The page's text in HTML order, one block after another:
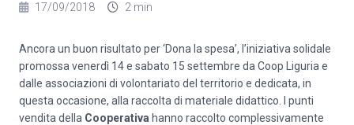
17/09/2018 2 min
Ancora un buon risultato per ‘Dona la spesa’, l’iniziativa solidale
promossa venerdì 14 e sabato 15 settembre da Coop Liguria e
dalle associazioni di volontariato del territorio e dedicata, in
questa occasione, alla raccolta di materiale didattico. I punti
vendita della Cooperativa hanno raccolto complessivamente